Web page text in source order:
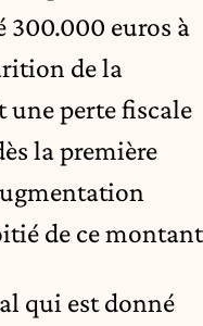
300.000 euros à
de la
une perte fiscale
la première
de ce
qui est donné